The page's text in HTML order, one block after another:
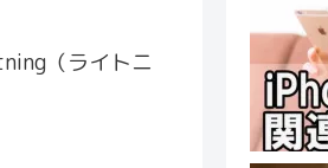
（ライトニ